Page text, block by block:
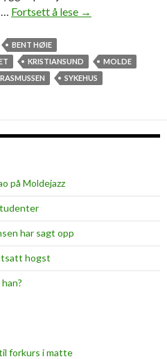
… Fortsett å lese F
e
r
e
y
→
BENT HØIE
KRISTIANSUND
MOLDE
SYKEHUS
på Moldejazz
har sagt opp
hogst
forkurs i matte